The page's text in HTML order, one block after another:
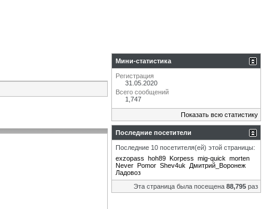
Мини-статистика
Регистрация
31.05.2020
Всего сообщений
1,747
Показать всю статистику
Последние посетители
Последние 10 посетителя(ей) этой страницы:
exzopass hoh89 Korpess mig-quick morten
Never Pomor Shev4uk
Дмитрий_Воронеж
Ладовоз
Эта страница была посещена 88,795 раз